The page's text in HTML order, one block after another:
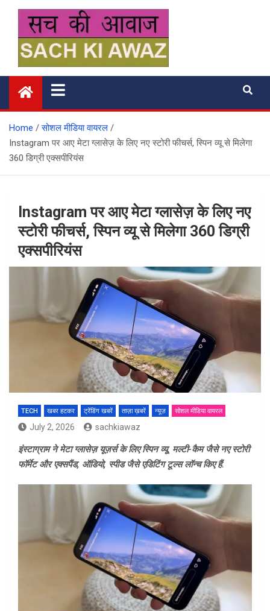
content
सच की आवाज
Home
सोशल मीडिया वायरल
Instagram पर आए मेटा ग्लासेज़ के लिए नए स्टोरी फीचर्स, स्पिन व्यू से मिलेगा
360 डिग्री एक्सपीरियंस
Instagram पर आए मेटा ग्लासेज़ के लिए नए
स्टोरी फीचर्स, स्पिन व्यू से मिलेगा 360 डिग्री
एक्सपीरियंस
TECH खबर हटकर ट्रेंडिंग खबरें ताज़ा ख़बरें न्यूज़ सोशल मीडिया वायरल
July 2, 2026 sachkiawaz
इंस्टाग्राम ने मेटा ग्लासेज़ यूज़र्स के लिए स्पिन व्यू, मल्टी-कैम जैसे नए स्टोरी
फॉर्मेट और एक्सपैंड, ऑडियो, स्पीड जैसे एडिटिंग टूल्स लॉन्च किए हैं.